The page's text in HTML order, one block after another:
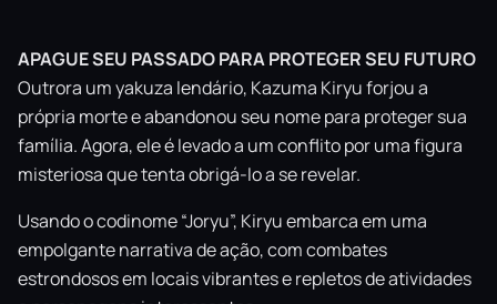
APAGUE SEU PASSADO PARA PROTEGER SEU FUTURO
Outrora um yakuza lendário, Kazuma Kiryu forjou a
própria morte e abandonou seu nome para proteger sua
família. Agora, ele é levado a um conflito por uma figura
misteriosa que tenta obrigá-lo a se revelar.
Usando o codinome “Joryu”, Kiryu embarca em uma
empolgante narrativa de ação, com combates
estrondosos em locais vibrantes e repletos de atividades